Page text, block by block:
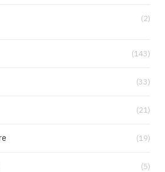
(2)
(143)
(33)
(21)
(19)
(5)